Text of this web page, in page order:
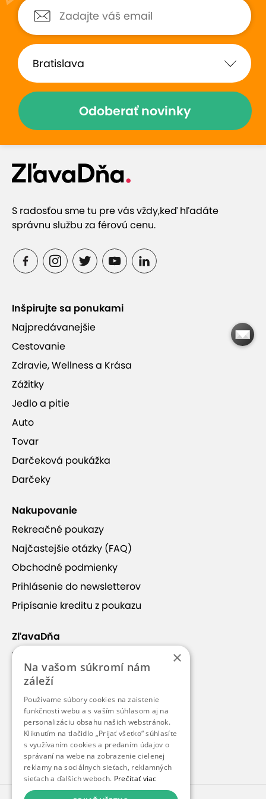
Som velmi spokojna, preto sa
sem vraciam pravidelne. Velmi
by pomohlo ak by sa dalo
objednavat elektronicky.
V salóne som bola
vždy som
absolútne spokojná
stránkach. Podľa
masáž som mala
podľa toho bolo
všetko... (Zobraziť
Zobraziť hodnotenia (343)
Prečo si vybrať túto ponuku
Masírovať vás budú pravé thajské masérky
Relax, uvoľnenie stresu a zvýšenie pružnosti tela
Čerstvý sypaný čaj
Vynikajúce hodnotenia zákazníkov
SAMOI Thai Massages
Rodené thajské masérky
V salóne SAMOI Thai Massages v Bratislave
vykonávajú thajské masáže rodené thajské
masérky. Masáže sú vhodné pre všetkých, ktorí
tužia po hlbokej relaxácii, uvoľnení stresu a zvýšení
pružnosti svojho tela.
Odoberať novinky
S radosťou sme tu pre vás vždy,keď hľadáte
správnu službu za férovú cenu.
Inšpirujte sa ponukami
Najpredávanejšie
Cestovanie
Zdravie, Wellness a Krása
Zážitky
Jedlo a pitie
Auto
Tovar
Darčeková poukážka
Darčeky
Nakupovanie
Rekreačné poukazy
Najčastejšie otázky (FAQ)
Obchodné podmienky
Prihlásenie do newsletterov
Pripísanie kreditu z poukazu
ZľavaDňa
Náš príbeh
Kontakt
Kariéra
Blog
Pre médiá
Pre partnerov
×
Na vašom súkromí nám
záleží
Používame súbory cookies na zaistenie
funkčnosti webu a s vaším súhlasom aj na
personalizáciu obsahu našich webstránok.
Kliknutím na tlačidlo „Prijať všetko“ súhlasíte
s využívaním cookies a predaním údajov o
správaní na webe na zobrazenie cielenej
reklamy na sociálnych sieťach, reklamných
sieťach a ďalších weboch. Prečítať viac